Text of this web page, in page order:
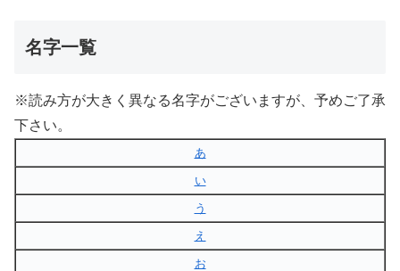
名字一覧
※読み方が大きく異なる名字がございますが、予めご了承
下さい。
あ
い
う
え
お